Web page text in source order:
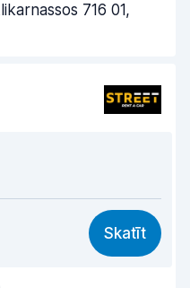
9,0
716 01,
8,9
8,4
Skatīt